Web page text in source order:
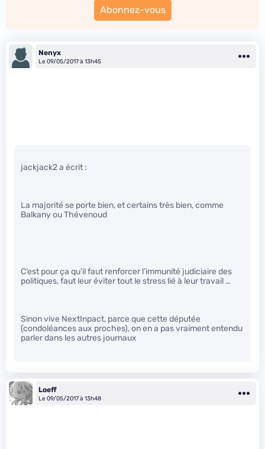
Abonnez-vous
Nenyx
Le 09/05/2017 à 13h45
jackjack2 a écrit :
La majorité se porte bien, et certains très bien, comme
Balkany ou Thévenoud
C’est pour ça qu’il faut renforcer l’immunité judiciaire des
politiques, faut leur éviter tout le stress lié à leur travail …
Sinon vive NextInpact, parce que cette députée
(condoléances aux proches), on en a pas vraiment entendu
parler dans les autres journaux
Loeff
Le 09/05/2017 à 13h48